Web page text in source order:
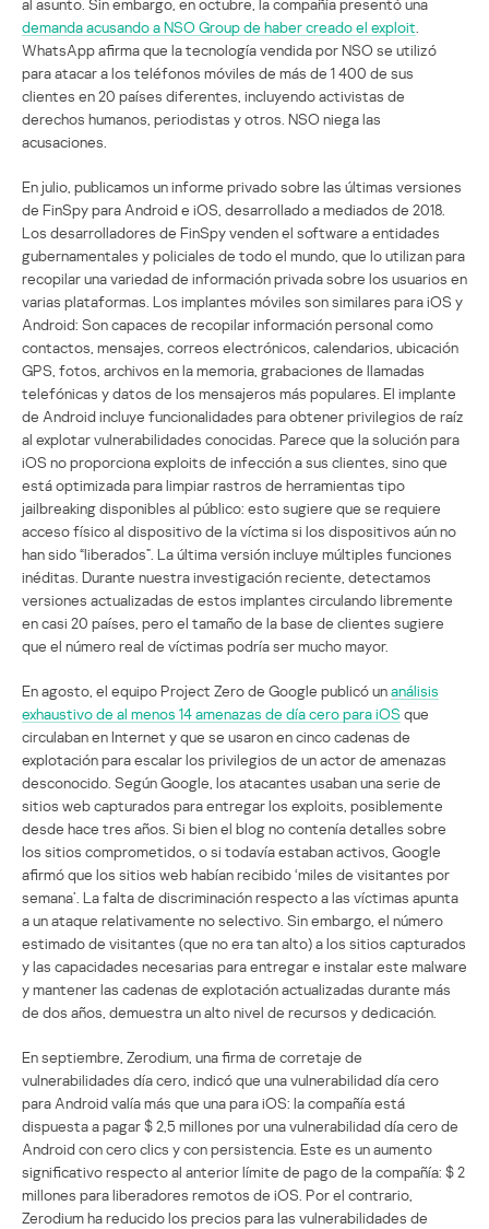
demanda acusando a NSO Group de haber creado el exploit
WhatsApp afirma que la tecnología vendida por NSO se utilizó
para atacar a los teléfonos móviles de más de 1 400 de sus
clientes en 20 países diferentes, incluyendo activistas de
derechos humanos, periodistas y otros. NSO niega las
acusaciones.
En julio, publicamos un informe privado sobre las últimas versiones
de FinSpy para Android e iOS, desarrollado a mediados de 2018.
Los desarrolladores de FinSpy venden el software a entidades
gubernamentales y policiales de todo el mundo, que lo utilizan para
recopilar una variedad de información privada sobre los usuarios en
varias plataformas. Los implantes móviles son similares para iOS y
Android: Son capaces de recopilar información personal como
contactos, mensajes, correos electrónicos, calendarios, ubicación
GPS, fotos, archivos en la memoria, grabaciones de llamadas
telefónicas y datos de los mensajeros más populares. El implante
de Android incluye funcionalidades para obtener privilegios de raíz
al explotar vulnerabilidades conocidas. Parece que la solución para
iOS no proporciona exploits de infección a sus clientes, sino que
está optimizada para limpiar rastros de herramientas tipo
jailbreaking disponibles al público: esto sugiere que se requiere
acceso físico al dispositivo de la víctima si los dispositivos aún no
han sido “liberados”. La última versión incluye múltiples funciones
inéditas. Durante nuestra investigación reciente, detectamos
versiones actualizadas de estos implantes circulando libremente
en casi 20 países, pero el tamaño de la base de clientes sugiere
que el número real de víctimas podría ser mucho mayor.
En agosto, el equipo Project Zero de Google publicó unanálisis
exhaustivo de al menos 14 amenazas de día cero para iOS que
circulaban en Internet y que se usaron en cinco cadenas de
explotación para escalar los privilegios de un actor de amenazas
desconocido. Según Google, los atacantes usaban una serie de
sitios web capturados para entregar los exploits, posiblemente
desde hace tres años. Si bien el blog no contenía detalles sobre
los sitios comprometidos, o si todavía estaban activos, Google
afirmó que los sitios web habían recibido ‘miles de visitantes por
semana’. La falta de discriminación respecto a las víctimas apunta
a un ataque relativamente no selectivo. Sin embargo, el número
estimado de visitantes (que no era tan alto) a los sitios capturados
y las capacidades necesarias para entregar e instalar este malware
y mantener las cadenas de explotación actualizadas durante más
de dos años, demuestra un alto nivel de recursos y dedicación.
En septiembre, Zerodium, una firma de corretaje de
vulnerabilidades día cero, indicó que una vulnerabilidad día cero
para Android valía más que una para iOS: la compañía está
dispuesta a pagar $ 2,5 millones por una vulnerabilidad día cero de
Android con cero clics y con persistencia. Este es un aumento
significativo respecto al anterior límite de pago de la compañía: $ 2
millones para liberadores remotos de iOS. Por el contrario,
Zerodium ha reducido los precios para las vulnerabilidades de